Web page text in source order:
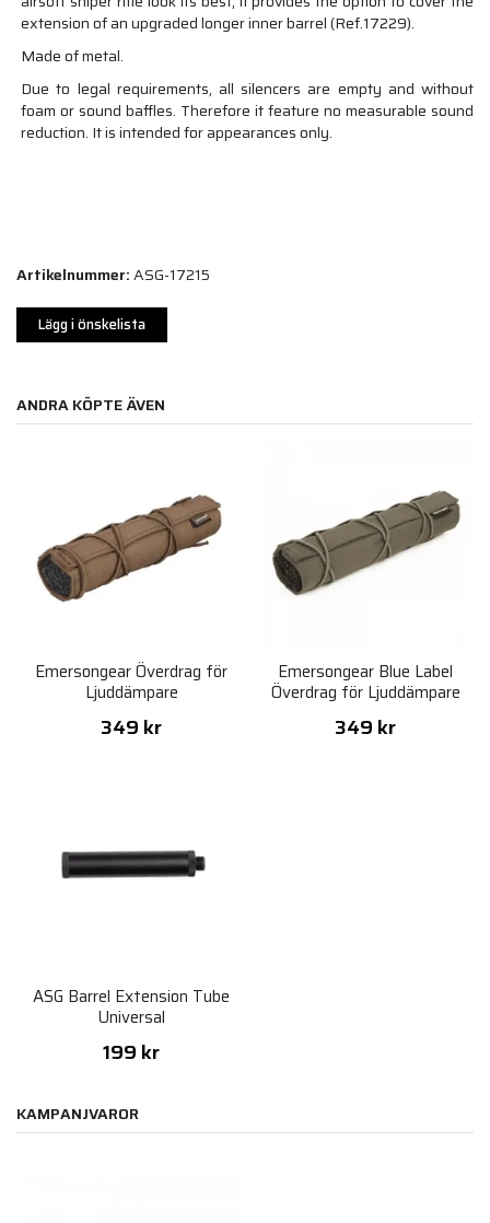
extension of an upgraded longer inner barrel (Ref.17229).
Made of metal.
Due to legal requirements, all silencers are empty and without
foam or sound baffles. Therefore it feature no measurable sound
reduction. It is intended for appearances only.
Artikelnummer:ASG-17215
Lägg i önskelista
ANDRA KÖPTE ÄVEN
Emersongear Överdrag för
Ljuddämpare
349 kr
Emersongear Blue Label
Överdrag för Ljuddämpare
349 kr
ASG Barrel Extension Tube
Universal
199 kr
KAMPANJVAROR